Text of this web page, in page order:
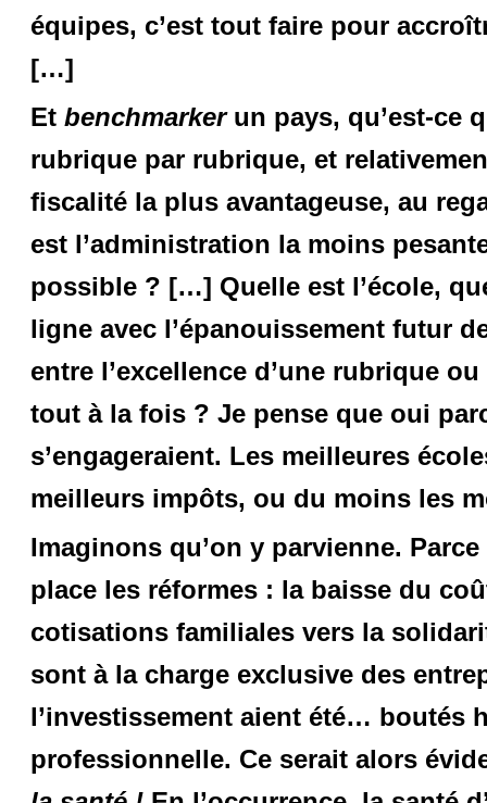
équipes, c’est tout faire pour
[…]
Et benchmarkerun pays, qu’est-ce
rubrique par rubrique, et
fiscalité la plus avantageuse, au
est l’administration la moins
possible ? […] Quelle est l’école,
ligne avec l’épanouissement futur
entre l’excellence d’une rubrique
tout à la fois ? Je pense que oui
s’engageraient. Les meilleures
meilleurs impôts, ou du moins les
Imaginons qu’on y parvienne.
place les réformes : la baisse du
cotisations familiales vers la
sont à la charge exclusive des
l’investissement aient été… boutés
professionnelle. Ce serait alors